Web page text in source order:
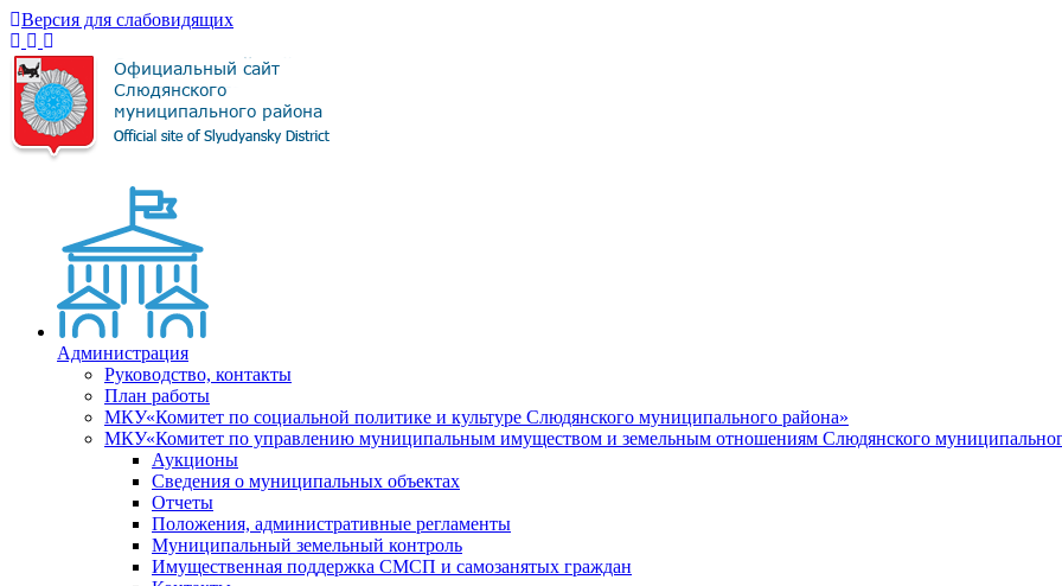
Версия для слабовидящих
Администрация
Руководство, контакты
План работы
МКУ«Комитет по социальной политике и культуре Слюдянского муниципального района»
МКУ«Комитет по управлению муниципальным имуществом и земельным отношениям Слюдянского
Аукционы
Сведения о муниципальных объектах
Отчеты
Положения, административные регламенты
Муниципальный земельный контроль
Имущественная поддержка СМСП и самозанятых граждан